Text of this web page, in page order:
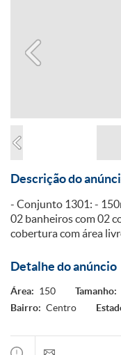
Descrição do
- Conjunto 1301: -
02 banheiros com 02
cobertura com área
Detalhe do anúncio
Área: 150 Tamanho:
Bairro: Centro